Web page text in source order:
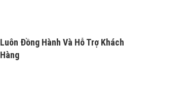
Luôn Đồng Hành Và Hỗ Trợ Khách
Hàng